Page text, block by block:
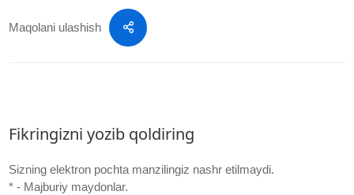
Maqolani ulashish
Fikringizni yozib qoldiring
Sizning elektron pochta manzilingiz nashr etilmaydi.
* - Majburiy maydonlar.